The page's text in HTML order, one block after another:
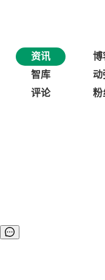
资讯 博
智库
动
评论
粉